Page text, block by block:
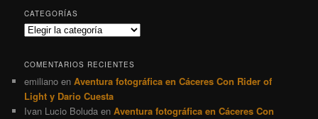
CATEGORÍAS
Categorías
COMENTARIOS RECIENTES
emiliano enAventura fotográfica en Cáceres Con Rider of
Light y Dario Cuesta
Ivan Lucio Boluda enAventura fotográfica en Cáceres Con